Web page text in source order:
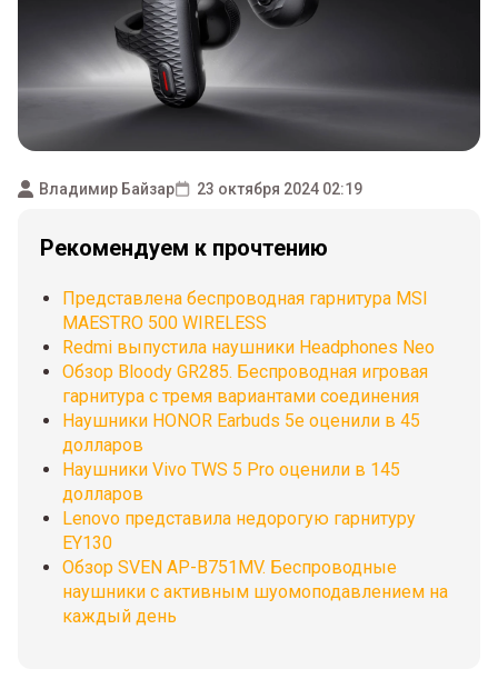
Владимир Байзар 23 октября 2024 02:19
Рекомендуем к прочтению
Представлена беспроводная гарнитура MSI
MAESTRO 500 WIRELESS
Redmi выпустила наушники Headphones Neo
Обзор Bloody GR285. Беспроводная игровая
гарнитура с тремя вариантами соединения
Наушники HONOR Earbuds 5e оценили в 45
долларов
Наушники Vivo TWS 5 Pro оценили в 145
долларов
Lenovo представила недорогую гарнитуру
EY130
Обзор SVEN AP-B751MV. Беспроводные
наушники с активным шуомоподавлением на
каждый день